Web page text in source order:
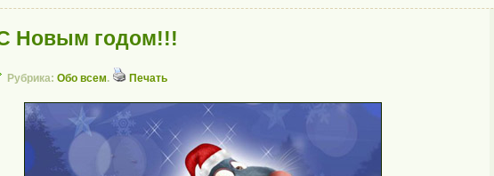
Новым годом!!!
Рубрика: Обо всем. Печать